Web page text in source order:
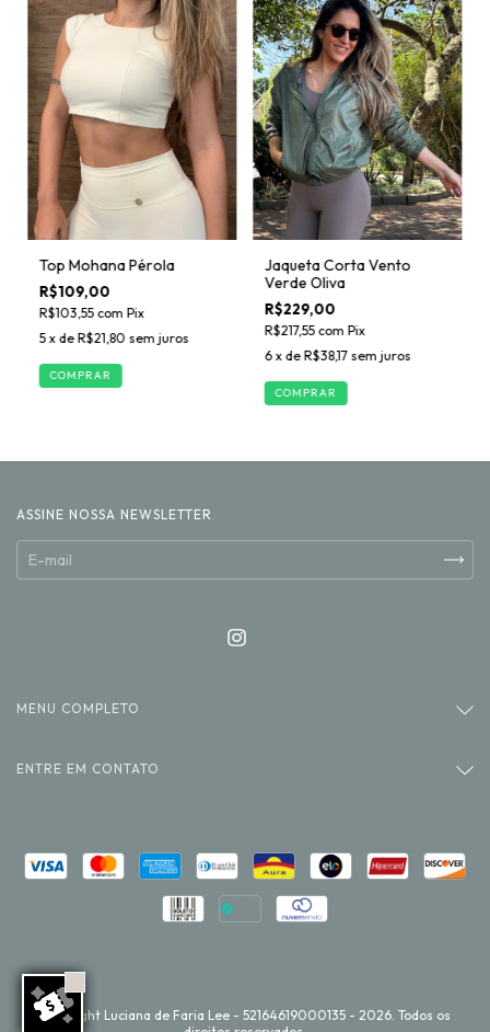
Top Mohana Pérola
R$109,00
R$103,55 com Pix
5 x de R$21,80 sem juros
COMPRAR
Jaqueta Corta Vento
Verde Oliva
R$229,00
R$217,55 com Pix
6 x de R$38,17 sem juros
COMPRAR
ASSINE NOSSA NEWSLETTER
MENU COMPLETO
ENTRE EM CONTATO
Copyright Luciana de Faria Lee - 52164619000135 - 2026. Todos os